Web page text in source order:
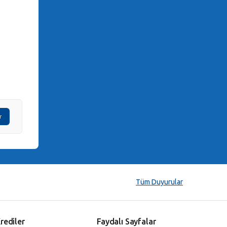
Tüm Duyurular
Faydalı Sayfalar